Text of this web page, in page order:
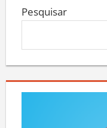
Pesquisar